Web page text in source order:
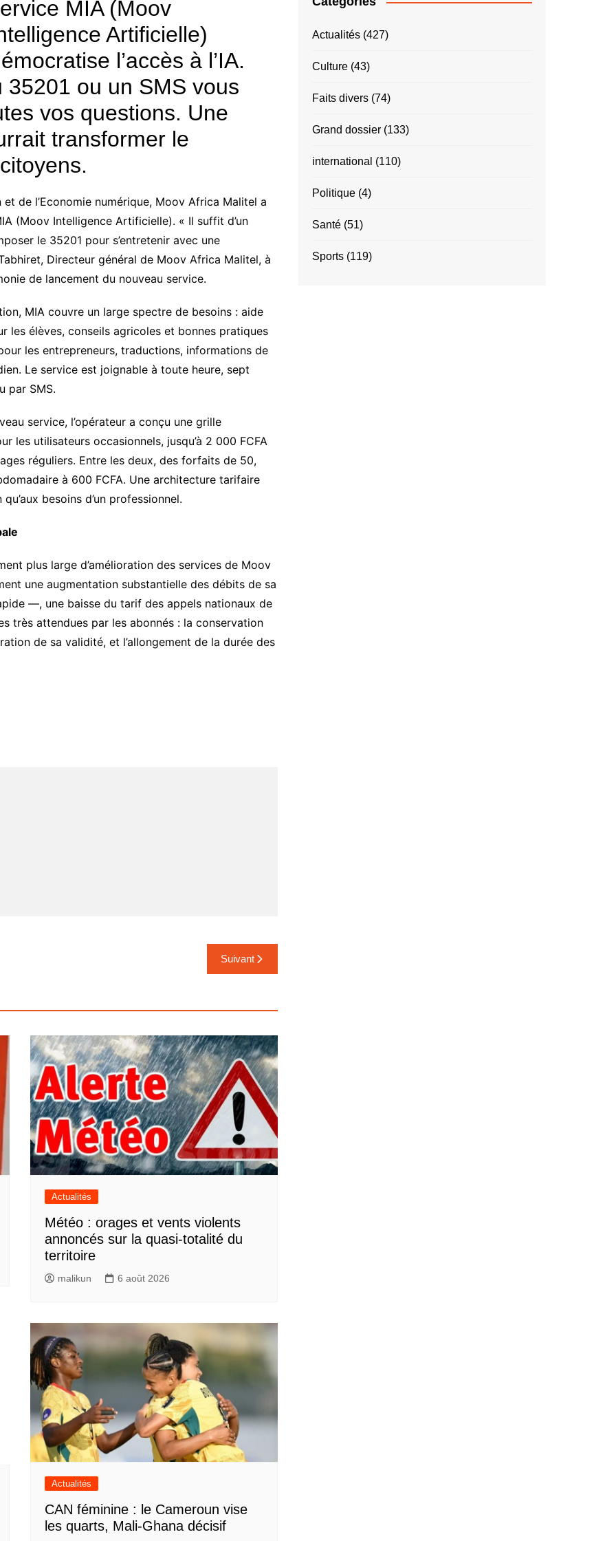
MIA (Moov
Artificielle)
l’accès à l’IA.
ou un SMS vous
vos questions. Une
transformer le
de l’Economie numérique, Moov Africa Malitel a
(Moov Intelligence Artificielle). « Il suffit d’un
le 35201 pour s’entretenir avec une
Directeur général de Moov Africa Malitel, à
de lancement du nouveau service.
MIA couvre un large spectre de besoins : aide
les élèves, conseils agricoles et bonnes pratiques
les entrepreneurs, traductions, informations de
Le service est joignable à toute heure, sept
par SMS.
service, l’opérateur a conçu une grille
les utilisateurs occasionnels, jusqu’à 2 000 FCFA
réguliers. Entre les deux, des forfaits de 50,
à 600 FCFA. Une architecture tarifaire
besoins d’un professionnel.
plus large d’amélioration des services de Moov
une augmentation substantielle des débits de sa
—, une baisse du tarif des appels nationaux de
très attendues par les abonnés : la conservation
de sa validité, et l’allongement de la durée des
Suivant
Actualités
Météo : orages et vents violents
annoncés sur la quasi-totalité du
territoire
malikun 6 août 2026
Actualités
CAN féminine : le Cameroun vise
les quarts, Mali-Ghana décisif
cmss
Actualités (427)
Culture (43)
Faits divers (74)
Grand dossier (133)
international (110)
Politique (4)
Santé (51)
Sports (119)